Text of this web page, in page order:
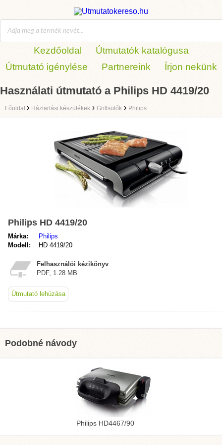
Kezdőoldal
Útmutatók katalógusa
Útmutató igénylése
Partnereink Írjon nekünk
Használati útmutató a Philips HD 4419/20
Főoldal › Háztartási készülékek › Grillsütők › Philips
Philips HD 4419/20
Márka:
Philips
Modell:
HD 4419/20
Felhasználói kézikönyv
PDF, 1.28 MB
Útmutató lehúzása
Podobné návody
Philips HD4467/90